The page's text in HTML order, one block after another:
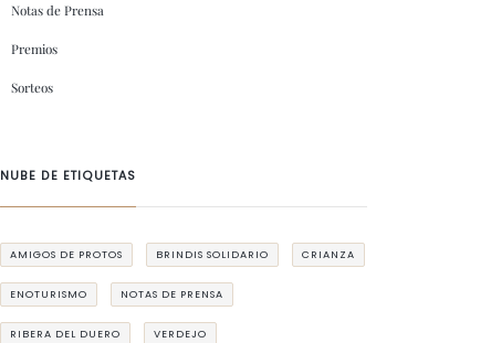
Notas de Prensa
Premios
Sorteos
NUBE DE ETIQUETAS
AMIGOS DE PROTOS BRINDIS SOLIDARIO CRIANZA
ENOTURISMO NOTAS DE PRENSA
RIBERA DEL DUERO VERDEJO